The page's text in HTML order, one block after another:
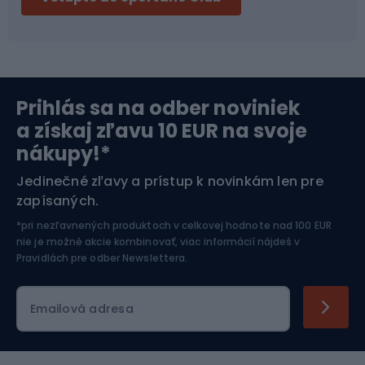
Bikepacking
Orientačný beh
Cyklistické prilby
Lyžovanie
Športová elektronika
Jazdectvo
Prihlás sa na odber noviniek
a získaj zľavu 10 EUR na svoje
nákupy!*
Jedinečné zľavy a prístup k novinkám len pre
zapísaných.
*pri nezľavnených produktoch v celkovej hodnote nad 100 EUR
nie je možné akcie kombinovať, viac informácií nájdeš v
Pravidlách pre odber Newslettera.
Emailová adresa